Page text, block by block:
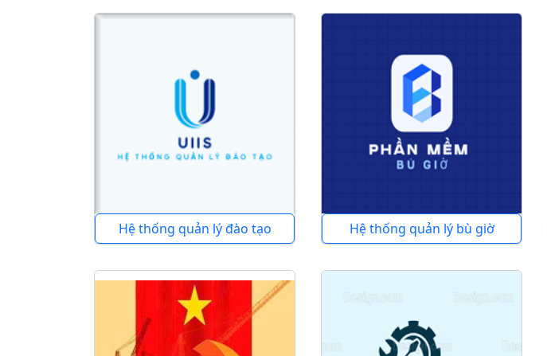
Hệ thống quản lý đào tạo Hệ thống quản lý bù giờ